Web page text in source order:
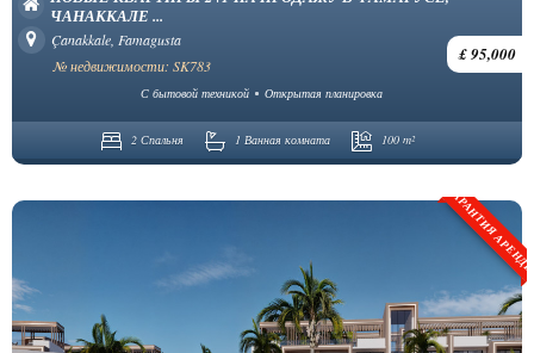
ЧАНАККАЛЕ ...
Çanakkale, Famagusta
£ 95,000
№ недвижимости: SK783
С бытовой техникой Открытая планировка
2 Спальня 1 Ванная комната 100 m²
ГАРАНТИЯ